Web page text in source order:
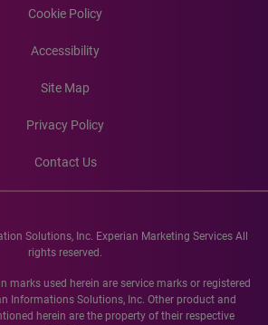
Cookie Policy
Accessibility
Site Map
Privacy Policy
Contact Us
Solutions, Inc. Experian Marketing Services All
rights reserved.
marks used herein are service marks or registered
Informations Solutions, Inc. Other product and
herein are the property of their respective